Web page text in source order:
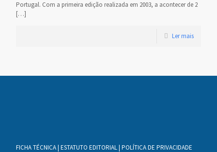
Portugal. Com a primeira edição realizada em 2003, a acontecer de 2
[…]
Ler mais
FICHA TÉCNICA| ESTATUTO EDITORIAL| POLÍTICA DE PRIVACIDADE